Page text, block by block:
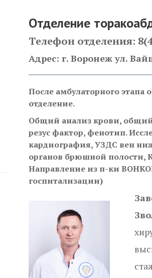
Отделение
Телефон отделения:
Адрес: г. Воронеж ул.
После амбулаторного
отделение.
Общий анализ крови,
резус фактор, фенотип.
кардиография, УЗДС вен
органов брюшной полости,
Направление из п-ки
госпитализации)